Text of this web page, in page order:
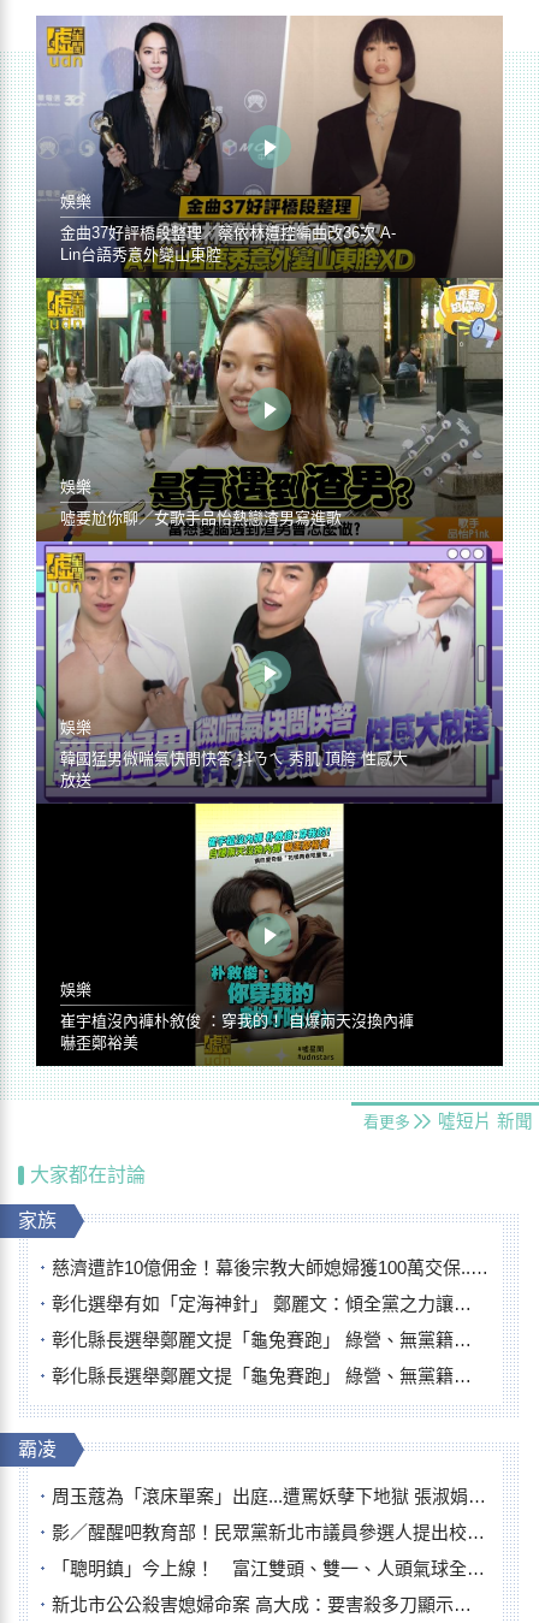
娛樂
金曲37好評橋段整理／蔡依林遭控編曲改36次 A-
Lin台語秀意外變山東腔
娛樂
噓要尬你聊／女歌手品怡熱戀渣男寫進歌
娛樂
韓國猛男微喘氣快問快答 抖ㄋㄟ 秀肌 頂胯 性感大
放送
娛樂
崔宇植沒內褲朴敘俊 ：穿我的！ 自爆兩天沒換內褲
嚇歪鄭裕美
看更多 噓短片 新聞
大家都在討論
家族
慈濟遭詐10億佣金！幕後宗教大師媳婦獲100萬交保...快步奔離不發一語
彰化選舉有如「定海神針」 鄭麗文：傾全黨之力讓彰化贏
彰化縣長選舉鄭麗文提「龜兔賽跑」 綠營、無黨籍忙否認是烏龜
彰化縣長選舉鄭麗文提「龜兔賽跑」 綠營、無黨籍忙否認是烏龜
霸凌
周玉蔻為「滾床單案」出庭...遭罵妖孽下地獄 張淑娟批：舌頭殺人有罪
影／醒醒吧教育部！民眾黨新北市議員參選人提出校園反毒防線升級政見
「聰明鎮」今上線！ 富江雙頭、雙一、人頭氣球全登場
新北市公公殺害媳婦命案 高大成：要害殺多刀顯示怨恨深